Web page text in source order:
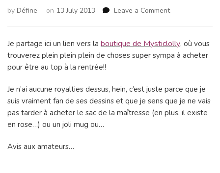
by Défine on 13 July 2013 Leave a Commenton
pas
craquer???
Je partage ici un lien vers la boutique de Mysticlolly, où vous
trouverez plein plein plein de choses super sympa à acheter
pour être au top à la rentrée!!
Je n’ai aucune royalties dessus, hein, c’est juste parce que je
suis vraiment fan de ses dessins et que je sens que je ne vais
pas tarder à acheter le sac de la maîtresse (en plus, il existe
en rose…) ou un joli mug ou…
Avis aux amateurs…